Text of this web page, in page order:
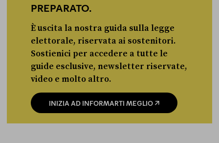
PREPARATO.
È uscita la nostra guida sulla legge
elettorale, riservata ai sostenitori.
Sostienici per accedere a tutte le
guide esclusive, newsletter riservate,
video e molto altro.
INIZIA AD INFORMARTI MEGLIO